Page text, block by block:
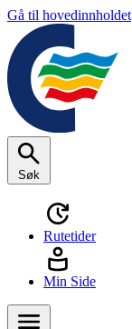
Gå til hovedinnholdet
Søk
Rutetider
Min Side